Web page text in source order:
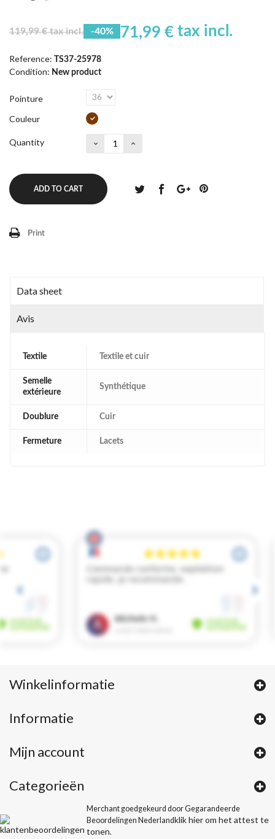
119,99 € tax incl. -40% 71,99 € tax incl.
Reference: TS37-25978
Condition: New product
Pointure
Couleur
Quantity
ADD TO CART
Print
Data sheet
Avis
Textile Textile et cuir
Semelle
extérieure
Synthétique
Doublure Cuir
Fermeture Lacets
Winkelinformatie
Informatie
Mijn account
Categorieën
Merchant goedgekeurd door Gegarandeerde
Beoordelingen Nederlandklik hier om het attest te
tonen.